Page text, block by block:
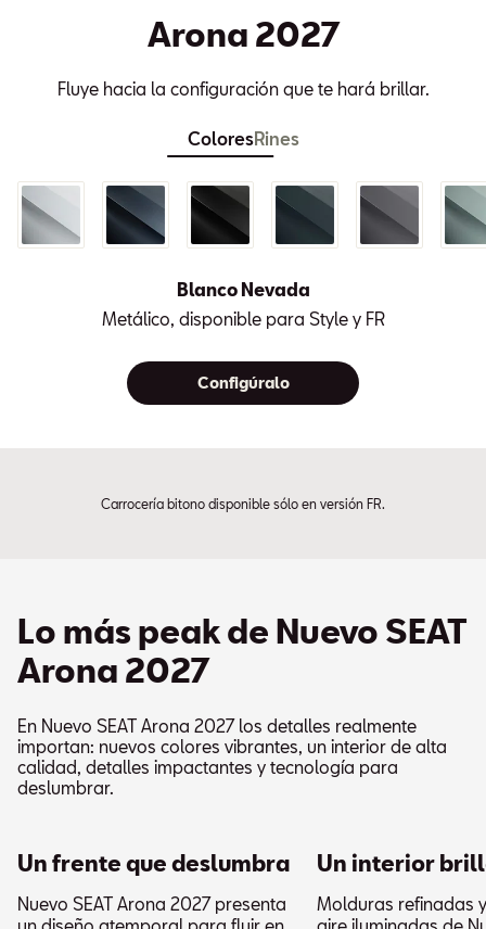
Arona 2027
Fluye hacia la configuración que te hará brillar.
ColoresRines
Blanco Nevada
Metálico, disponible para Style y FR
Configúralo
Carrocería bitono disponible sólo en versión FR.
Lo más peak de Nuevo SEAT
Arona 2027
En Nuevo SEAT Arona 2027 los detalles realmente
importan: nuevos colores vibrantes, un interior de alta
calidad, detalles impactantes y tecnología para
deslumbrar.
Un frente que deslumbra
Nuevo SEAT Arona 2027 presenta
Un interior
Molduras refinadas